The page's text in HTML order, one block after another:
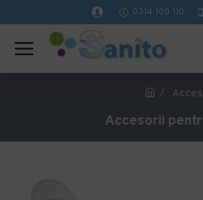
0314 100 110
Accesorii pentru toaleta
Accesorii